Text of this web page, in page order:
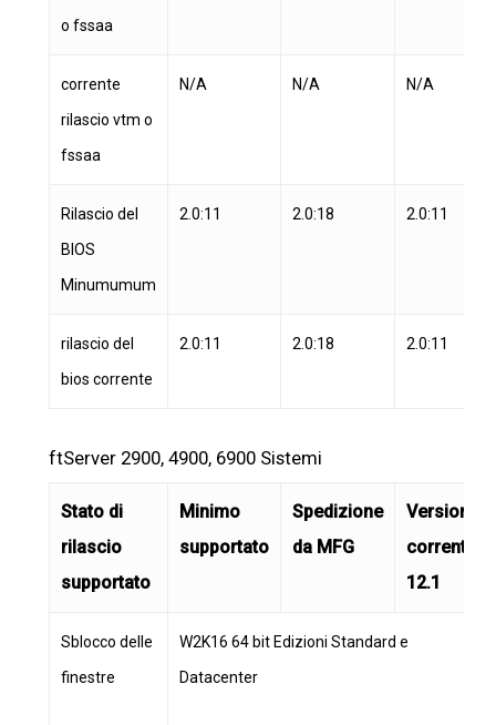
o fssaa
corrente
rilascio vtm o
fssaa
N/A N/A N/A
Rilascio del
BIOS
Minumumum
2.0:11 2.0:18 2.0:11
rilascio del
bios corrente
2.0:11 2.0:18 2.0:11
ftServer 2900, 4900, 6900 Sistemi
Stato di
rilascio
supportato
Minimo
supportato
Spedizione
da MFG
Versione
corrente
12.1
Sblocco delle
finestre
W2K16 64 bit Edizioni Standard e
Datacenter